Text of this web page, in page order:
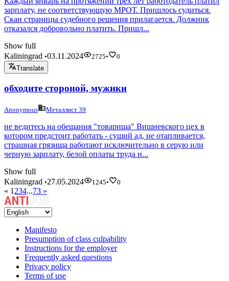
зарплату, не соответствующую МРОТ. Пришлось судиться.
Скан страницы судебного решения прилагается. Должник
отказался добровольно платить. Пришл...
Show full
Kaliningrad •03.11.2024 2725•
0
Translate
обходите стороной, мужики
Anonymous Металлист 39
не ведитесь на обещания "товарища" Вишневского цех в
котором предстоит работать - сущий ад, не отапливается,
страшная грязища работают исключительно в серую или
черную зарплату, белой оплаты труда н...
Show full
Kaliningrad •27.05.2024 1245• 0
« 1 234...73 »
Manifesto
Presumption of class culpability
Instructions for the employer
Frequently asked questions
Privacy policy
Terms of use